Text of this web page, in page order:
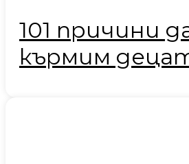
101 причини
кърмим